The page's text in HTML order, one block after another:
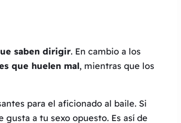
saben dirigir. En cambio a los
que huelen mal, mientras que los
para el aficionado al baile. Si
a tu sexo opuesto. Es así de